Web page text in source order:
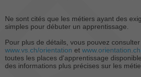
Ne sont cités que les métiers ayant des
simples pour débuter un apprentissage.
Pour plus de détails, vous pouvez
www.vs.ch/orientation et www.orientation.ch
toutes les places d'apprentissage
des informations plus précises sur les